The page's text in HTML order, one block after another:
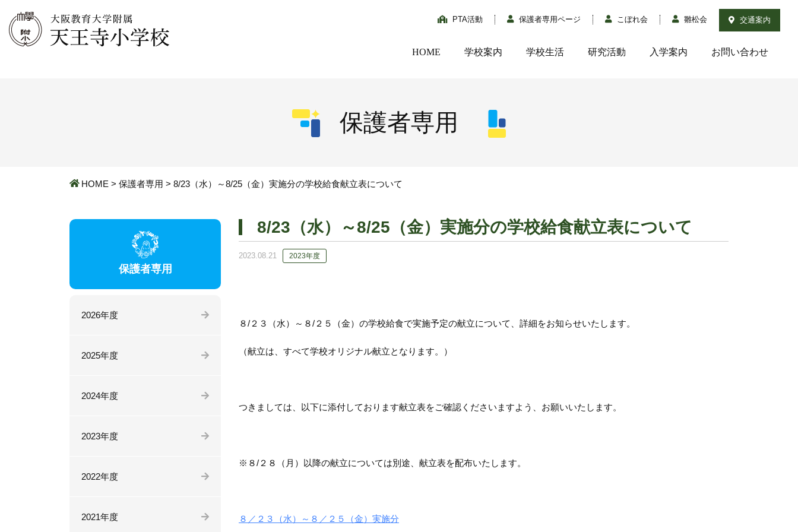
PTA活動 保護者専用ページ こぼれ会 雛松会 交通案内
HOME 学校案内 学校生活 研究活動 入学案内 お問い合わせ
保護者専用
HOME > 保護者専用 > 8/23（水）～8/25（金）実施分の学校給食献立表について
8/23（水）～8/25（金）実施分の学校給食献立表について
2023.08.21 2023年度
８/２３（水）～８/２５（金）の学校給食で実施予定の献立について、詳細をお知らせいたします。
（献立は、すべて学校オリジナル献立となります。）
つきましては、以下に添付しております献立表をご確認くださいますよう、お願いいたします。
※８/２８（月）以降の献立については別途、献立表を配布いたします。
８／２３（水）～８／２５（金）実施分
保護者専用
2026年度
2025年度
2024年度
2023年度
2022年度
2021年度